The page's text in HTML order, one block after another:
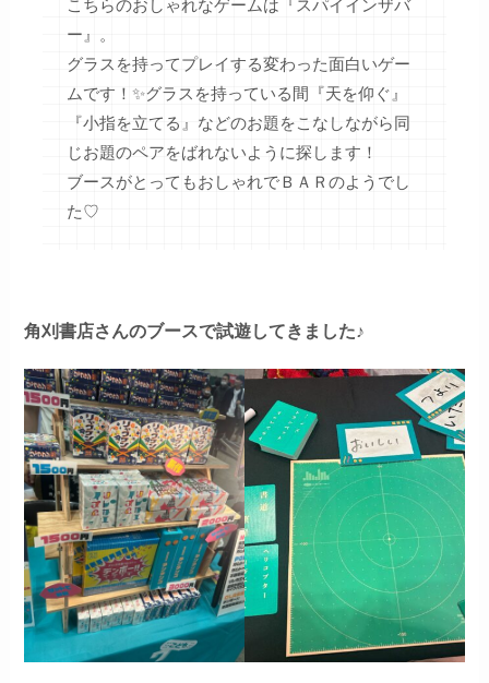
こちらのおしゃれなゲームは『スパイインザバ
ー』。
グラスを持ってプレイする変わった面白いゲー
ムです！✨グラスを持っている間『天を仰ぐ』
『小指を立てる』などのお題をこなしながら同
じお題のペアをばれないように探します！
ブースがとってもおしゃれでＢＡＲのようでし
た♡
角刈書店さんのブースで試遊してきました♪